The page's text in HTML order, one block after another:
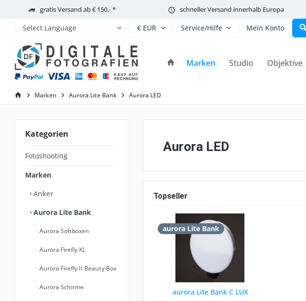
gratis Versand ab € 150,- * schneller Versand innerhalb Europa
Powered by
Service/Hilfe Mein Konto
Marken Studio Objektive
Marken Aurora Lite Bank Aurora LED
Kategorien
Fotoshooting
Marken
Anker
Aurora Lite Bank
Aurora Softboxen
Aurora Firefly XL
Aurora Firefly II Beauty Box
Aurora Schirme
Aurora LED
Topseller
aurora Lite Bank
aurora Lite Bank C LUX